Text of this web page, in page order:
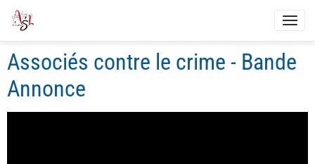
Associés contre le crime - Bande
Annonce